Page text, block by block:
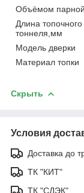
Объёмом
Длина топочного
тоннеля,мм
Модель дверки
Материал топки
Скрыть
Условия
Доставка до
ТК "КИТ"
ТК "СДЭК"